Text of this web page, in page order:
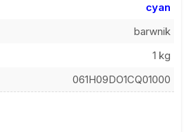
cyan
barwnik
1 kg
061H09DO1CQ01000